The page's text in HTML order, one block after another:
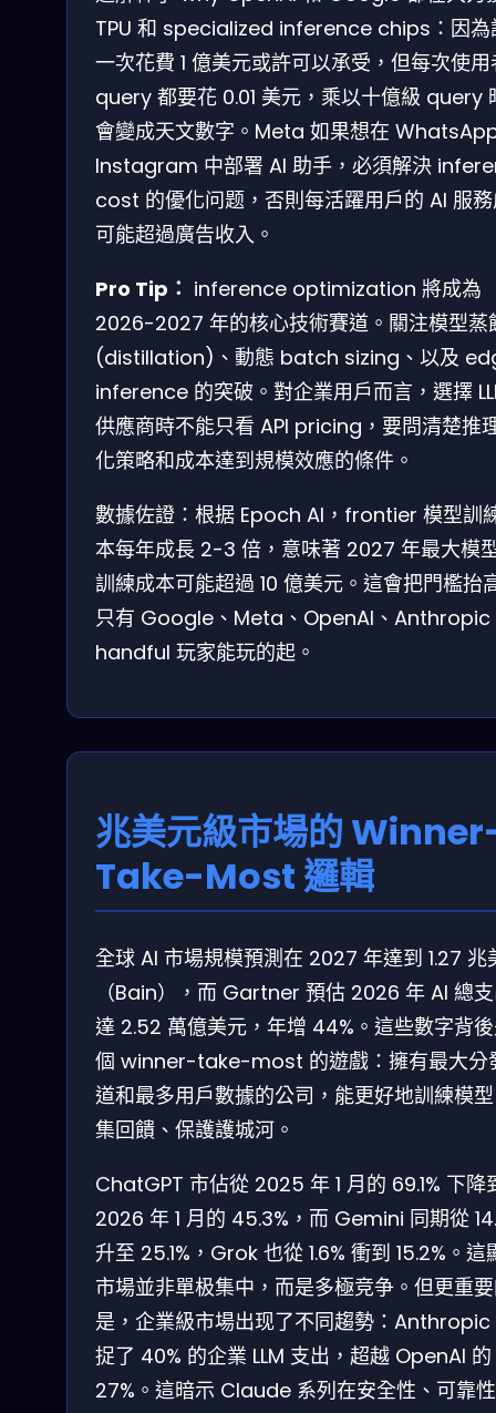
TPU 和 specialized inference chips：因為
一次花費 1 億美元或許可以承受，但每次使用
query 都要花 0.01 美元，乘以十億級 query
會變成天文數字。Meta 如果想在
Instagram 中部署 AI 助手，必須解決
cost 的優化问题，否則每活躍用戶的 AI 服
可能超過廣告收入。
Pro Tip： inference optimization 將成為
2026-2027 年的核心技術賽道。關注模型蒸
(distillation)、動態 batch sizing、以及
inference 的突破。對企業用戶而言，選擇
供應商時不能只看 API pricing，要問清楚推
化策略和成本達到規模效應的條件。
數據佐證：根据 Epoch AI，frontier 模型訓
本每年成長 2-3 倍，意味著 2027 年最大模
訓練成本可能超過 10 億美元。這會把門檻抬
只有 Google、Meta、OpenAI、Anthropic
handful 玩家能玩的起。
兆美元級市場的
Take-Most 邏輯
全球 AI 市場規模預測在 2027 年達到 1.27 兆
（Bain），而 Gartner 預估 2026 年 AI 總
達 2.52 萬億美元，年增 44%。這些數字背
個 winner-take-most 的遊戲：擁有最大分
道和最多用戶數據的公司，能更好地訓練模
集回饋、保護護城河。
ChatGPT 市佔從 2025 年 1 月的 69.1% 下降
2026 年 1 月的 45.3%，而 Gemini 同期從
升至 25.1%，Grok 也從 1.6% 衝到 15.2%。這
市場並非單极集中，而是多極竞争。但更重
是，企業級市場出现了不同趨勢：Anthropic
捉了 40% 的企業 LLM 支出，超越 OpenAI 的
27%。這暗示 Claude 系列在安全性、可靠